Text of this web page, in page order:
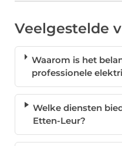
Veelgestelde
Waarom is het
professionele
Welke diensten
Etten-Leur?